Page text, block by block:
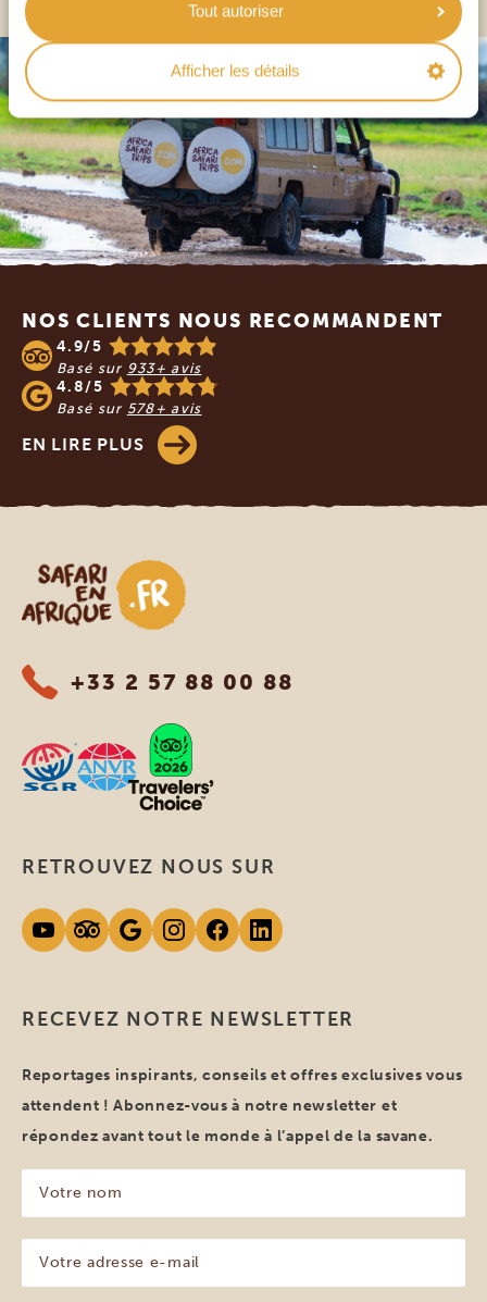
Tout autoriser
Afficher les détails
Footer
NOS CLIENTS NOUS RECOMMANDENT
4.9/5
Basé sur 933+ avis
4.8/5
Basé sur 578+ avis
EN LIRE PLUS
Safari en Afrique
+33 2 57 88 00 88
RECEVEZ NOTRE NEWSLETTER
Reportages inspirants, conseils et offres exclusives vous
attendent ! Abonnez-vous à notre newsletter et
répondez avant tout le monde à l’appel de la savane.
nom
(Nécessaire)
adresse
e-
RETROUVEZ NOUS SUR